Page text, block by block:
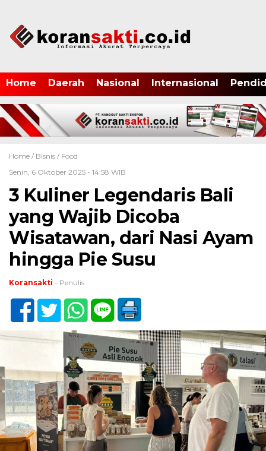
Home Daerah Nasional Internasional
Home / Bisnis / Food
Senin, 6 Oktober 2025 - 14:58 WIB
3 Kuliner Legendaris Bali
yang Wajib Dicoba
Wisatawan, dari Nasi Ayam
hingga Pie Susu
Koransakti - Penulis